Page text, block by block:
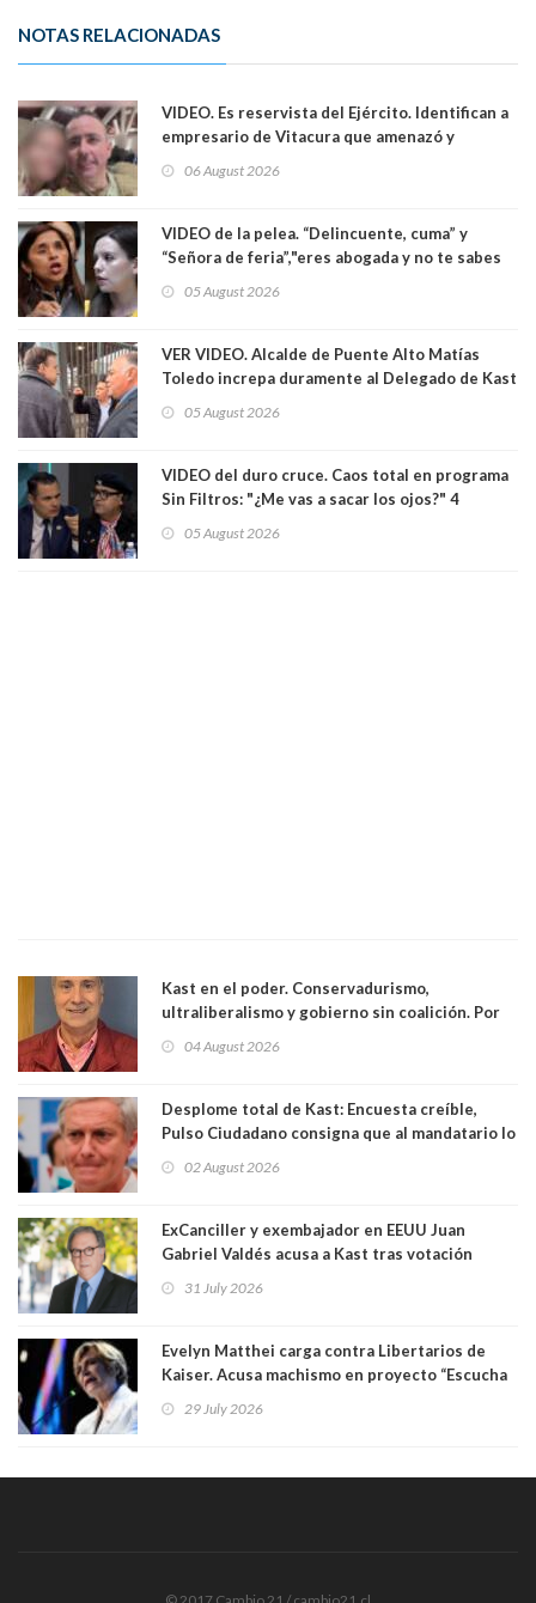
NOTAS RELACIONADAS
VIDEO. Es reservista del Ejército. Identifican a
empresario de Vitacura que amenazó y
al "ring raja". Se trata de Andrés Arrieta y la
06 August 2026
VIDEO de la pelea. “Delincuente, cuma” y
“Señora de feria”,"eres abogada y no te sabes
senadoras Camila Flores y Fabiola Campillai en
05 August 2026
VER VIDEO. Alcalde de Puente Alto Matías
Toledo increpa duramente al Delegado de Kast
delegado nuevamente arrancando"
05 August 2026
VIDEO del duro cruce. Caos total en programa
Sin Filtros: "¿Me vas a sacar los ojos?" 4
excarabinero que dejó ciego a Gustavo Gatica:
05 August 2026
Kast en el poder. Conservadurismo,
ultraliberalismo y gobierno sin coalición. Por
04 August 2026
Desplome total de Kast: Encuesta creíble,
Pulso Ciudadano consigna que al mandatario lo
sacó en primera vuelta. Rechazo es de 58.9% y
64.8%
02 August 2026
ExCanciller y exembajador en EEUU Juan
Gabriel Valdés acusa a Kast tras votación
"Si hay una persona responsable es él"
31 July 2026
Evelyn Matthei carga contra Libertarios de
Kaiser. Acusa machismo en proyecto “Escucha
"¿Cómo puede haber alguien tan enfermo del
29 July 2026